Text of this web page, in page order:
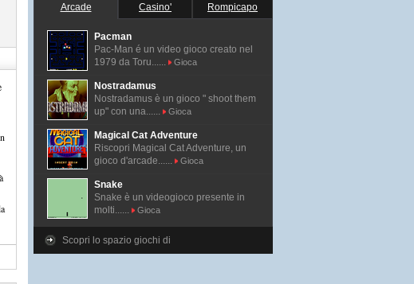
Arcade Casino' Rompicapo
Pacman
Pac-Man é un video gioco creato nel
1979 da Toru......
Gioca
Nostradamus
Nostradamus è un gioco " shoot them
up" con una......
Gioca
Magical Cat Adventure
Riscopri Magical Cat Adventure, un
gioco d'arcade......
Gioca
Snake
Snake è un videogioco presente in
molti......
Gioca
Scopri lo spazio giochi di